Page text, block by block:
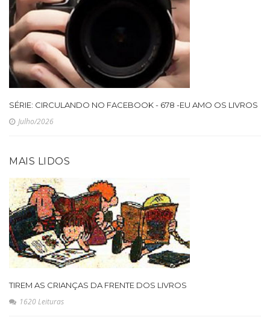
SÉRIE: CIRCULANDO NO FACEBOOK - 678 -EU AMO OS LIVROS
Julho/2026
MAIS LIDOS
TIREM AS CRIANÇAS DA FRENTE DOS LIVROS
1620 Leituras